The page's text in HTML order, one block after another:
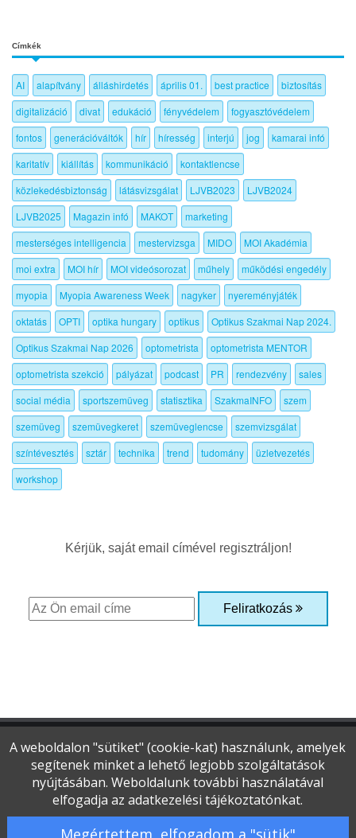
Címkék
AI alapítvány álláshirdetés április 01. best practice
biztosítás
digitalizáció
divat edukáció fényvédelem
fogyasztóvédelem
fontos
generációváltók hír híresség interjú jog
kamarai infó
karitatív
kiállítás kommunikáció
kontaktlencse
közlekedésbiztonság
látásvizsgálat LJVB2023
LJVB2024
LJVB2025
Magazin infó MAKOT
marketing
mesterséges intelligencia
mestervizsga MIDO
MOI Akadémia
moi extra
MOI hír MOI videósorozat műhely
működési engedély
myopia
Myopia Awareness Week nagyker
nyereményjáték
oktatás
OPTI optika hungary optikus
Optikus Szakmai Nap 2024.
Optikus Szakmai Nap 2026
optometrista
optometrista MENTOR
optometrista szekció
pályázat podcast PR rendezvény
sales
social média
sportszemüveg statisztika SzakmaINFO
szem
szemüveg
szemüvegkeret szemüveglencse
szemvizsgálat
színtévesztés
sztár technika trend tudomány
üzletvezetés
workshop
Kérjük, saját email címével regisztráljon!
Feliratkozás
Copyright © 2015-2026 Optikai Magazin
Minden jog fenntartva
Adatvédelmi és jogi nyilatkozat
| Impresszum |
Szerzői jogok
A weboldalon "sütiket" (cookie-kat) használunk, amelyek
segítenek minket a lehető legjobb szolgáltatások
nyújtásában. Weboldalunk további használatával
elfogadja az adatkezelési tájékoztatónkat.
Megértettem, elfogadom a "sütik"